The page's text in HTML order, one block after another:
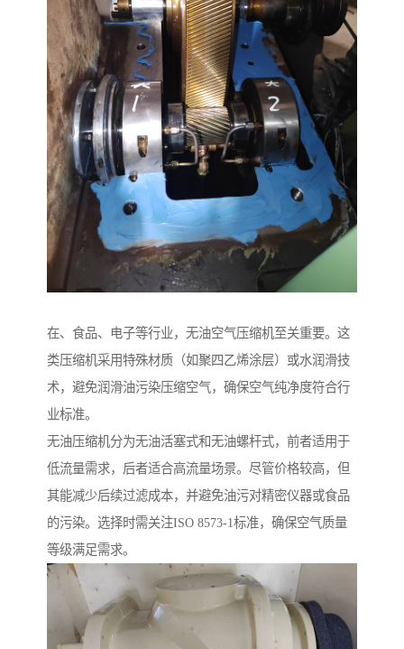
在、食品、电子等行业，无油空气压缩机至关重要。这
类压缩机采用特殊材质（如聚四乙烯涂层）或水润滑技
术，避免润滑油污染压缩空气，确保空气纯净度符合行
业标准。
无油压缩机分为无油活塞式和无油螺杆式，前者适用于
低流量需求，后者适合高流量场景。尽管价格较高，但
其能减少后续过滤成本，并避免油污对精密仪器或食品
的污染。选择时需关注ISO 8573-1标准，确保空气质量
等级满足需求。